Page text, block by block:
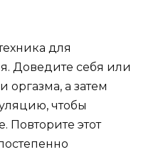
для
Доведите себя или
оргазма, а затем
чтобы
Повторите этот